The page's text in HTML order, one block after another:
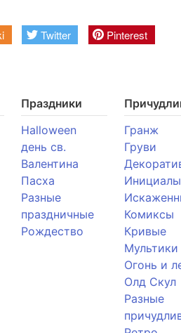
Twitter Pinterest
Праздники
Halloween
день св.
Валентина
Пасха
Разные
праздничные
Рождество
Гранж
Груви
Инициалы
Комиксы
Кривые
Мультики
Огонь и
Олд Скул
Разные